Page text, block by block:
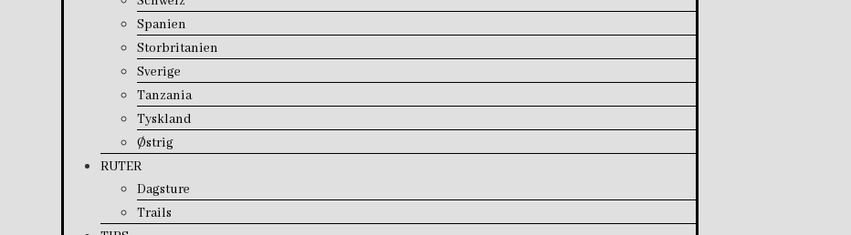
Spanien
Storbritanien
Sverige
Tanzania
Tyskland
Østrig
RUTER
Dagsture
Trails